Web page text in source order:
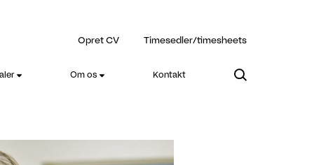
Opret CV Timesedler/timesheets
Om os Kontakt